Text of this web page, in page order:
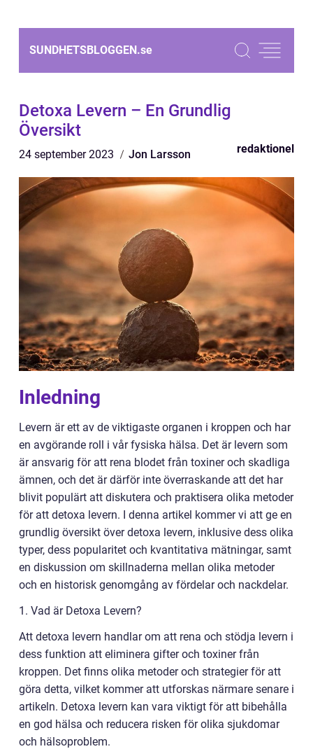
SUNDHETSBLOGGEN.se
Detoxa Levern – En Grundlig
Översikt
24 september 2023 Jon Larsson redaktionel
Inledning
Levern är ett av de viktigaste organen i kroppen och har
en avgörande roll i vår fysiska hälsa. Det är levern som
är ansvarig för att rena blodet från toxiner och skadliga
ämnen, och det är därför inte överraskande att det har
blivit populärt att diskutera och praktisera olika metoder
för att detoxa levern. I denna artikel kommer vi att ge en
grundlig översikt över detoxa levern, inklusive dess olika
typer, dess popularitet och kvantitativa mätningar, samt
en diskussion om skillnaderna mellan olika metoder
och en historisk genomgång av fördelar och nackdelar.
1. Vad är Detoxa Levern?
Att detoxa levern handlar om att rena och stödja levern i
dess funktion att eliminera gifter och toxiner från
kroppen. Det finns olika metoder och strategier för att
göra detta, vilket kommer att utforskas närmare senare i
artikeln. Detoxa levern kan vara viktigt för att bibehålla
en god hälsa och reducera risken för olika sjukdomar
och hälsoproblem.